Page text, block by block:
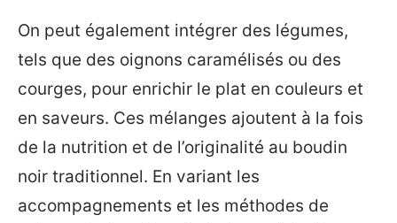
On peut également intégrer des légumes,
tels que des oignons caramélisés ou des
courges, pour enrichir le plat en couleurs et
en saveurs. Ces mélanges ajoutent à la fois
de la nutrition et de l’originalité au boudin
noir traditionnel. En variant les
accompagnements et les méthodes de